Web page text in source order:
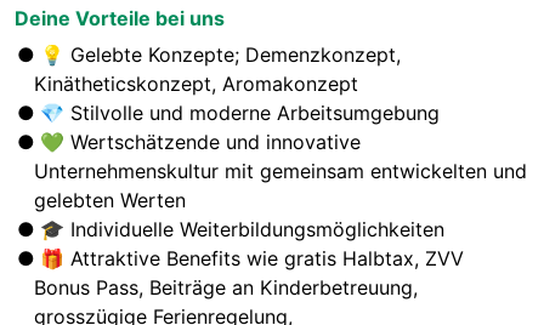
Deine Vorteile bei uns
💡 Gelebte Konzepte; Demenzkonzept,
Kinätheticskonzept, Aromakonzept
💎 Stilvolle und moderne Arbeitsumgebung
💚Wertschätzende und innovative
Unternehmenskultur mit gemeinsam entwickelten und
gelebten Werten
🎓 Individuelle Weiterbildungsmöglichkeiten
🎁 Attraktive Benefits wie gratis Halbtax, ZVV
Bonus Pass, Beiträge an Kinderbetreuung,
grosszügige Ferienregelung,